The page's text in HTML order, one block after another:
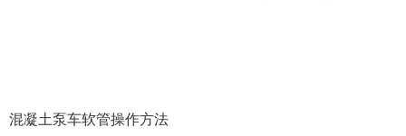
混凝土泵车软管操作方法